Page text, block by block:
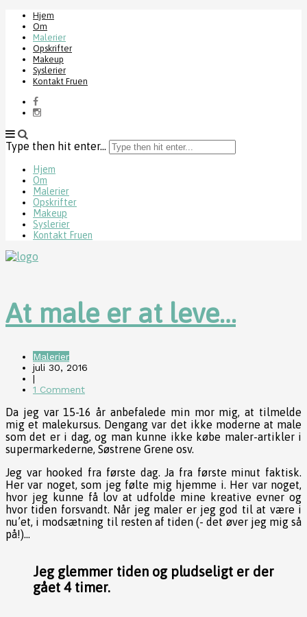
Hjem
Om
Malerier
Opskrifter
Makeup
Syslerier
Kontakt Fruen
Type then hit enter...
Hjem
Om
Malerier
Opskrifter
Makeup
Syslerier
Kontakt Fruen
At male er at leve…
Malerier
juli 30, 2016
|
1 Comment
Da jeg var 15-16 år anbefalede min mor mig, at tilmelde
mig et malekursus. Dengang var det ikke moderne at male
som det er i dag, og man kunne ikke købe maler-artikler i
supermarkederne, Søstrene Grene osv.
Jeg var hooked fra første dag. Ja fra første minut faktisk.
Her var noget, som jeg følte mig hjemme i. Her var noget,
hvor jeg kunne få lov at udfolde mine kreative evner og
hvor tiden forsvandt. Når jeg maler er jeg god til at være i
nu’et, i modsætning til resten af tiden (- det øver jeg mig så
på!)…
Jeg glemmer tiden og pludseligt er der
gået 4 timer.